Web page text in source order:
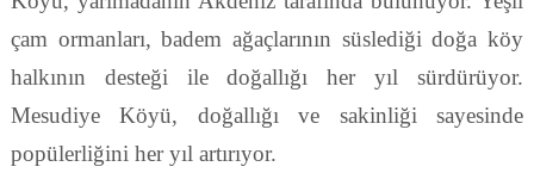
çam ormanları, badem ağaçlarının süslediği doğa köy
halkının desteği ile doğallığı her yıl sürdürüyor.
Mesudiye Köyü, doğallığı ve sakinliği sayesinde
popülerliğini her yıl artırıyor.